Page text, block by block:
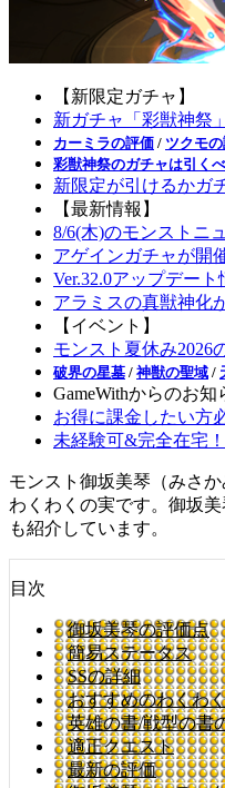
【新限定ガチャ】
新ガチャ「彩獣神祭
カーミラの評価 / ツクモ
彩獣神祭のガチャは引く
新限定が引けるかガ
【最新情報】
8/6(木)のモンストニ
アゲインガチャが開
Ver.32.0アップデート
アラミスの真獣神化
【イベント】
モンスト夏休み2026
破界の星墓 / 神獣の聖域 /
GameWithからのお知
お得に課金したい方
未経験可&完全在宅
モンスト御坂美琴（みさ
わくわくの実です。御坂
も紹介しています。
目次
御坂美琴の評価点
簡易ステータス
SSの詳細
おすすめのわくわ
英雄の書/戦型の書
適正クエスト
最新の評価